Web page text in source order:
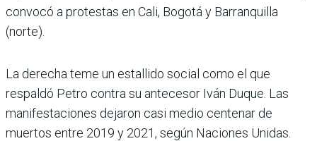
convocó a protestas en Cali, Bogotá y Barranquilla
(norte).
La derecha teme un estallido social como el que
respaldó Petro contra su antecesor Iván Duque. Las
manifestaciones dejaron casi medio centenar de
muertos entre 2019 y 2021, según Naciones Unidas.